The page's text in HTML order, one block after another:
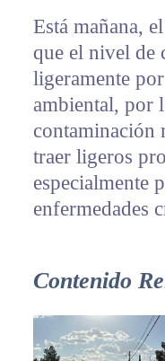
Está mañana,
que el nivel de
ligeramente
ambiental, por
contaminación
traer ligeros
especialmente
enfermedades
Contenido